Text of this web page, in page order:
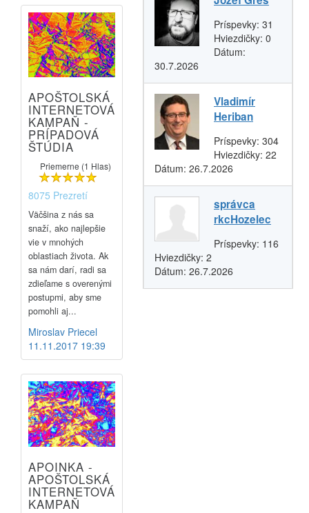
APOŠTOLSKÁ
INTERNETOVÁ
KAMPAŇ -
PRÍPADOVÁ
ŠTÚDIA
Priemerne (1 Hlas)
8075 Prezretí
Väčšina z nás sa
snaží, ako najlepšie
vie v mnohých
oblastiach života. Ak
sa nám darí, radi sa
zdieľame s overenými
postupmi, aby sme
pomohli aj...
Miroslav Priecel
11.11.2017 19:39
APOINKA -
APOŠTOLSKÁ
INTERNETOVÁ
KAMPAŇ
Príspevky: 31
Hviezdičky: 0
Dátum:
30.7.2026
Vladimír
Heriban
Príspevky: 304
Hviezdičky: 22
Dátum: 26.7.2026
správca
rkcHozelec
Príspevky: 116
Hviezdičky: 2
Dátum: 26.7.2026